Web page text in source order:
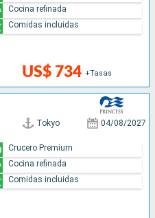
US$ 734 +Tasas
Cocina refinada
Comidas incluidas
Tokyo 04/08/2027
Crucero Premium
Cocina refinada
Comidas incluidas